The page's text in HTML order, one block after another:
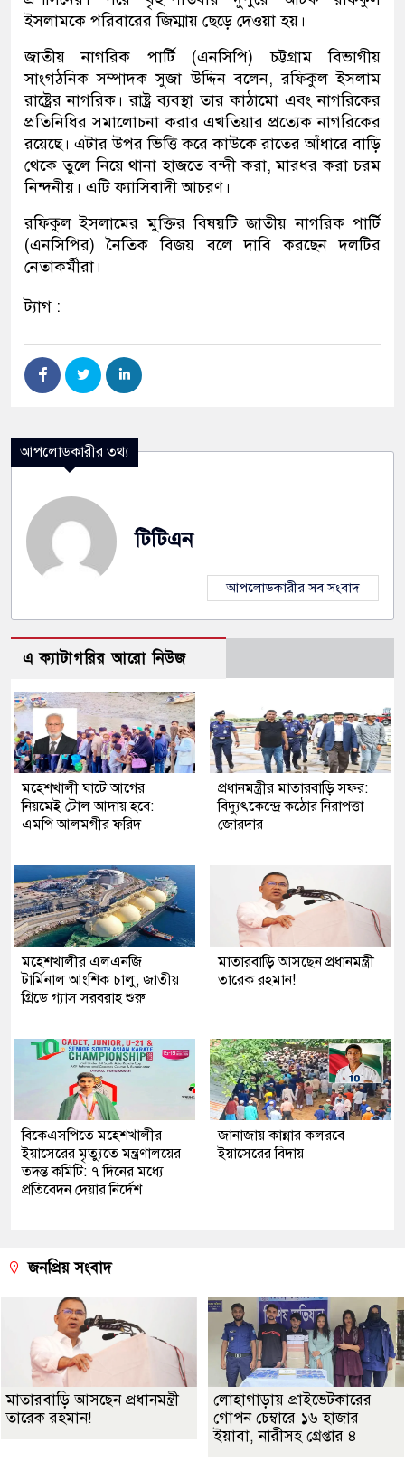
ইসলামকে পরিবারের জিম্মায় ছেড়ে দেওয়া হয়।
জাতীয় নাগরিক পার্টি (এনসিপি) চট্টগ্রাম বিভাগীয়
সাংগঠনিক সম্পাদক সুজা উদ্দিন বলেন, রফিকুল ইসলাম
রাষ্ট্রের নাগরিক। রাষ্ট্র ব্যবস্থা তার কাঠামো এবং নাগরিকের
প্রতিনিধির সমালোচনা করার এখতিয়ার প্রত্যেক নাগরিকের
রয়েছে। এটার উপর ভিত্তি করে কাউকে রাতের আঁধারে বাড়ি
থেকে তুলে নিয়ে থানা হাজতে বন্দী করা, মারধর করা চরম
নিন্দনীয়। এটি ফ্যাসিবাদী আচরণ।
রফিকুল ইসলামের মুক্তির বিষয়টি জাতীয় নাগরিক পার্টি
(এনসিপির) নৈতিক বিজয় বলে দাবি করছেন দলটির
নেতাকর্মীরা।
ট্যাগ :
আপলোডকারীর তথ্য
টিটিএন
আপলোডকারীর সব সংবাদ
এ ক্যাটাগরির আরো নিউজ
মহেশখালী ঘাটে আগের
নিয়মেই টোল আদায় হবে:
এমপি আলমগীর ফরিদ
প্রধানমন্ত্রীর মাতারবাড়ি সফর:
বিদ্যুৎকেন্দ্রে কঠোর নিরাপত্তা
জোরদার
মহেশখালীর এলএনজি
টার্মিনাল আংশিক চালু, জাতীয়
গ্রিডে গ্যাস সরবরাহ শুরু
মাতারবাড়ি আসছেন প্রধানমন্ত্রী
তারেক রহমান!
বিকেএসপিতে মহেশখালীর
ইয়াসেরের মৃত্যুতে মন্ত্রণালয়ের
তদন্ত কমিটি: ৭ দিনের মধ্যে
প্রতিবেদন দেয়ার নির্দেশ
জানাজায় কান্নার কলরবে
ইয়াসেরের বিদায়
জনপ্রিয় সংবাদ
মাতারবাড়ি আসছেন প্রধানমন্ত্রী
তারেক রহমান!
লোহাগাড়ায় প্রাইভেটকারের
গোপন চেম্বারে ১৬ হাজার
ইয়াবা, নারীসহ গ্রেপ্তার ৪